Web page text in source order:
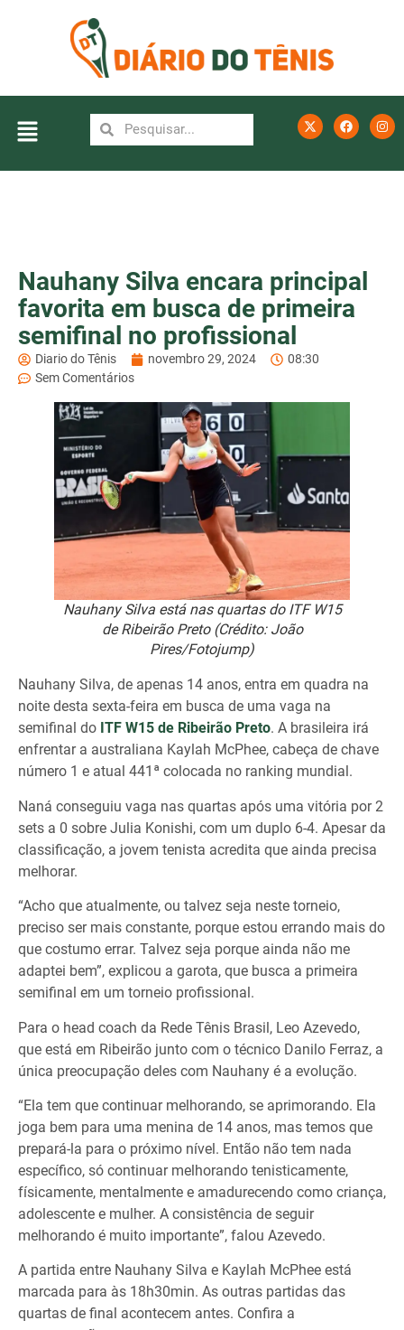
Nauhany Silva encara principal
favorita em busca de primeira
semifinal no profissional
Diario do Tênis novembro 29, 2024
08:30
Sem Comentários
Nauhany Silva está nas quartas do ITF W15
de Ribeirão Preto (Crédito: João
Pires/Fotojump)
Nauhany Silva, de apenas 14 anos, entra em quadra na
noite desta sexta-feira em busca de uma vaga na
semifinal do ITF W15 de Ribeirão Preto. A brasileira irá
enfrentar a australiana Kaylah McPhee, cabeça de chave
número 1 e atual 441ª colocada no ranking mundial.
Naná conseguiu vaga nas quartas após uma vitória por 2
sets a 0 sobre Julia Konishi, com um duplo 6-4. Apesar da
classificação, a jovem tenista acredita que ainda precisa
melhorar.
“Acho que atualmente, ou talvez seja neste torneio,
preciso ser mais constante, porque estou errando mais do
que costumo errar. Talvez seja porque ainda não me
adaptei bem”, explicou a garota, que busca a primeira
semifinal em um torneio profissional.
Para o head coach da Rede Tênis Brasil, Leo Azevedo,
que está em Ribeirão junto com o técnico Danilo Ferraz, a
única preocupação deles com Nauhany é a evolução.
“Ela tem que continuar melhorando, se aprimorando. Ela
joga bem para uma menina de 14 anos, mas temos que
prepará-la para o próximo nível. Então não tem nada
específico, só continuar melhorando tenisticamente,
físicamente, mentalmente e amadurecendo como criança,
adolescente e mulher. A consistência de seguir
melhorando é muito importante”, falou Azevedo.
A partida entre Nauhany Silva e Kaylah McPhee está
marcada para às 18h30min. As outras partidas das
quartas de final acontecem antes. Confira a